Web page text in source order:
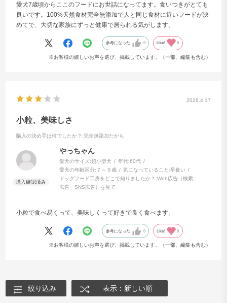
用いただいて評価を聞く調査を行いました。
「ドッグフード工房」について犬の飼い主様から相談さ
れた場合に推奨するかどうか聞いたところ、獣医師の9
6％が推奨するという結果になりました。
ドッグフード工房を与え続ける5つのメリ
健康的な毛並み きれいな目元の維持
愛犬7歳頃からここのフードにお世話になってます。食いつきがとても
良いです。100%天然食材完全無添加で人と同じ食材に近いフードが決
めてで、大切な家族にずっと健康で居られる気がします。
参考になった 0 Like! 0
※お客様の嬉しいお声を選び、掲載しています。（一部、編集も含む）
2026.4.17
小粒、美味しさ
購入の決め手は何でしたか？ :完全無添加だから
やっちゃん
愛犬のサイズ:超小型犬 年代:60代
愛犬の年齢区分: ７～９歳 気になっていること:早食い
ドッグフード工房をどこで知りましたか？:Web広告（検索
広告・SNS広告）を見て
小粒で食べ易くって、美味しくって好きで良く食べます。
参考になった 0 Like! 0
※お客様の嬉しいお声を選び、掲載しています。（一部、編集も含む）
絞り込み 表示：新しい順